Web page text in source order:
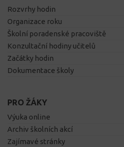
Rozvrhy hodin
Organizace roku
Školní poradenské pracoviště
Konzultační hodiny učitelů
Začátky hodin
Dokumentace školy
PRO ŽÁKY
Výuka online
Archiv školních akcí
Zajímavé stránky